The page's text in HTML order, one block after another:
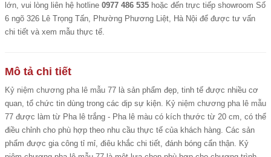
lớn, vui lòng liên hệ hotline 0977 486 535 hoặc đến trực tiếp showroom Số
6 ngõ 326 Lê Trọng Tấn, Phường Phương Liệt, Hà Nội để được tư vấn
chi tiết và xem mẫu thực tế.
Mô tả chi tiết
Kỷ niệm chương pha lê mẫu 77 là sản phẩm đẹp, tinh tế được nhiều cơ
quan, tổ chức tin dùng trong các dịp sự kiện. Kỷ niệm chương pha lê mẫu
77 được làm từ Pha lê trắng - Pha lê màu có kích thước từ 20 cm, có thể
điều chỉnh cho phù hợp theo nhu cầu thực tế của khách hàng. Các sản
phẩm được gia công tỉ mỉ, điêu khắc chi tiết, đánh bóng cẩn thận. Kỷ